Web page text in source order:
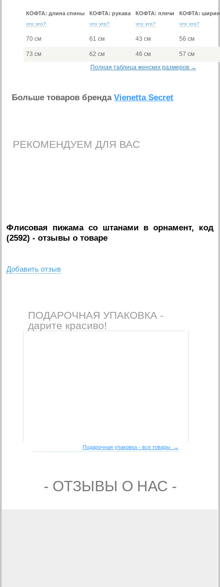
КОФТА: длина спины
что это?
КОФТА: рукава
что это?
КОФТА: плечи
что это?
КОФТА:
что это?
70 см 61 см 43 см 56 см
73 см 62 см 46 см
57 см
Полная таблица женских размеров →
Больше товаров брендаVienetta Secret
РЕКОМЕНДУЕМ ДЛЯ ВАС
Флисовая пижама со штанами в орнамент, код
(2592) - отзывы о товаре
Добавить отзыв
ПОДАРОЧНАЯ УПАКОВКА -
дарите красиво!
Подарочная упаковка - все товары →
- ОТЗЫВЫ О НАС -